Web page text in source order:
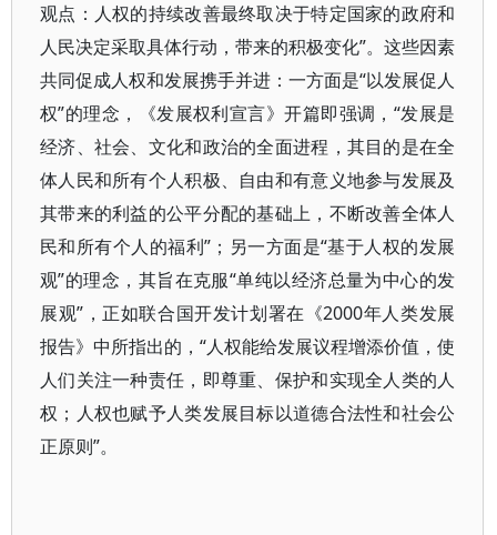
观点：人权的持续改善最终取决于特定国家的政府和
人民决定采取具体行动，带来的积极变化”。这些因素
共同促成人权和发展携手并进：一方面是“以发展促人
权”的理念，《发展权利宣言》开篇即强调，“发展是
经济、社会、文化和政治的全面进程，其目的是在全
体人民和所有个人积极、自由和有意义地参与发展及
其带来的利益的公平分配的基础上，不断改善全体人
民和所有个人的福利”；另一方面是“基于人权的发展
观”的理念，其旨在克服“单纯以经济总量为中心的发
展观”，正如联合国开发计划署在《2000年人类发展
报告》中所指出的，“人权能给发展议程增添价值，使
人们关注一种责任，即尊重、保护和实现全人类的人
权；人权也赋予人类发展目标以道德合法性和社会公
正原则”。